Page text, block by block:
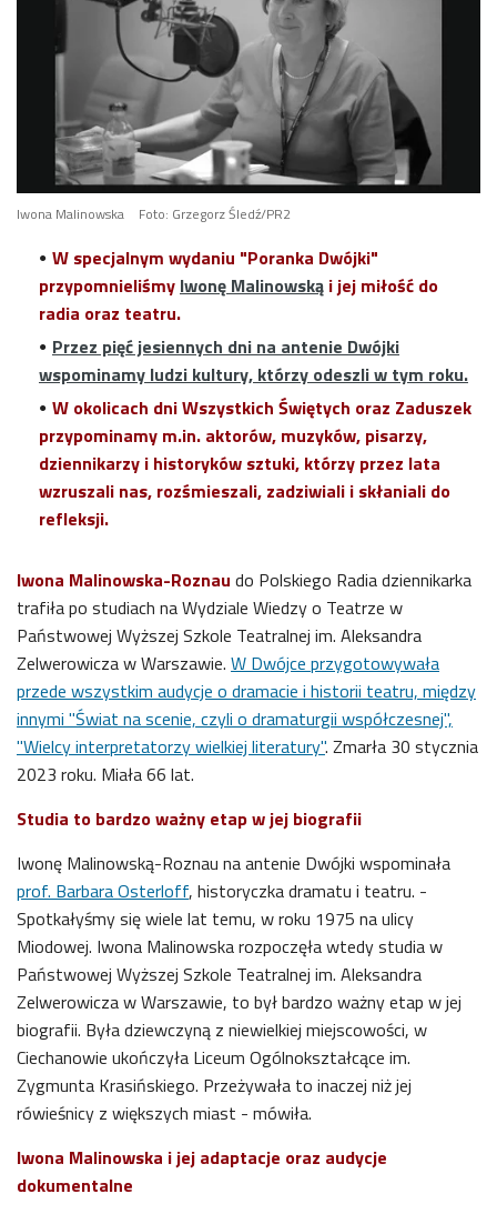
Iwona Malinowska Foto: Grzegorz Śledź/PR2
W specjalnym wydaniu "Poranka Dwójki"
przypomnieliśmy Iwonę Malinowską i jej miłość do
radia oraz teatru.
Przez pięć jesiennych dni na antenie Dwójki
wspominamy ludzi kultury, którzy odeszli w tym roku.
W okolicach dni Wszystkich Świętych oraz Zaduszek
przypominamy m.in. aktorów, muzyków, pisarzy,
dziennikarzy i historyków sztuki, którzy przez lata
wzruszali nas, rozśmieszali, zadziwiali i skłaniali do
refleksji.
Iwona Malinowska-Roznau do Polskiego Radia dziennikarka
trafiła po studiach na Wydziale Wiedzy o Teatrze w
Państwowej Wyższej Szkole Teatralnej im. Aleksandra
Zelwerowicza w Warszawie. W Dwójce przygotowywała
przede wszystkim audycje o dramacie i historii teatru, między
innymi "Świat na scenie, czyli o dramaturgii współczesnej",
"Wielcy interpretatorzy wielkiej literatury". Zmarła 30 stycznia
2023 roku. Miała 66 lat.
Studia to bardzo ważny etap w jej biografii
Iwonę Malinowską-Roznau na antenie Dwójki wspominała
prof. Barbara Osterloff, historyczka dramatu i teatru. -
Spotkałyśmy się wiele lat temu, w roku 1975 na ulicy
Miodowej. Iwona Malinowska rozpoczęła wtedy studiaw
Państwowej Wyższej Szkole Teatralnej im. Aleksandra
Zelwerowicza w Warszawie, to był bardzo ważny etap w jej
biografii. Była dziewczyną z niewielkiej miejscowości, w
Ciechanowie ukończyła Liceum Ogólnokształcące im.
Zygmunta Krasińskiego. Przeżywała to inaczej niż jej
rówieśnicy z większych miast - mówiła.
Iwona Malinowska i jej adaptacje oraz audycje
dokumentalne